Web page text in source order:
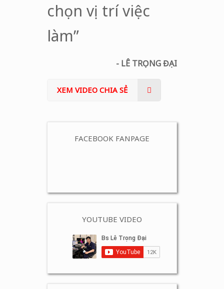
chọn vị trí việc
làm”
- LÊ TRỌNG ĐẠI
XEM VIDEO CHIA SẺ
FACEBOOK FANPAGE
YOUTUBE VIDEO